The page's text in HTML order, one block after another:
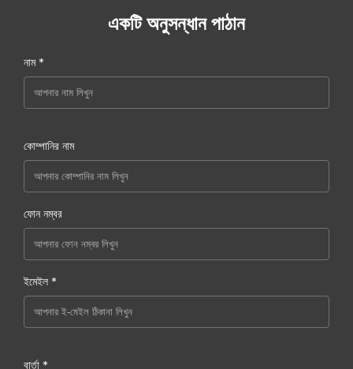
একটি অনুসন্ধান পাঠান
নাম *
কোম্পানির নাম
ফোন নম্বর
ইমেইল *
বার্তা *